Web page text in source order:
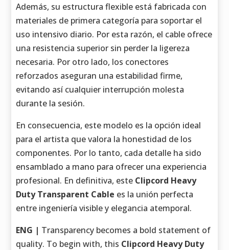
Además, su estructura flexible está fabricada con
materiales de primera categoría para soportar el
uso intensivo diario. Por esta razón, el cable ofrece
una resistencia superior sin perder la ligereza
necesaria. Por otro lado, los conectores
reforzados aseguran una estabilidad firme,
evitando así cualquier interrupción molesta
durante la sesión.
En consecuencia, este modelo es la opción ideal
para el artista que valora la honestidad de los
componentes. Por lo tanto, cada detalle ha sido
ensamblado a mano para ofrecer una experiencia
profesional. En definitiva, este Clipcord Heavy
Duty Transparent Cable es la unión perfecta
entre ingeniería visible y elegancia atemporal.
ENG | Transparency becomes a bold statement of
quality. To begin with, this Clipcord Heavy Duty